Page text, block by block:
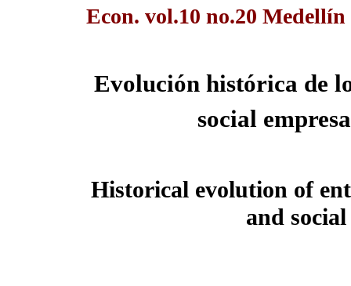
Econ. vol.10 no.20 Medellín
Evolución histórica de
social
Historical evolution of
and